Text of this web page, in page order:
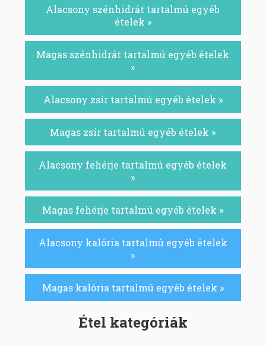
Alacsony szénhidrát tartalmú egyéb
ételek »
Magas szénhidrát tartalmú egyéb ételek
»
Alacsony zsír tartalmú egyéb ételek »
Magas zsír tartalmú egyéb ételek »
Alacsony fehérje tartalmú egyéb ételek
»
Magas fehérje tartalmú egyéb ételek »
Alacsony kalória tartalmú egyéb ételek
»
Magas kalória tartalmú egyéb ételek »
Étel kategóriák